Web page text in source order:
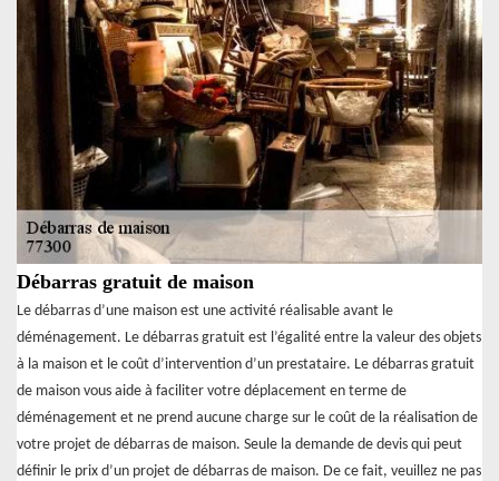
Débarras gratuit de maison
Le débarras d’une maison est une activité réalisable avant le
déménagement. Le débarras gratuit est l’égalité entre la valeur des objets
à la maison et le coût d’intervention d’un prestataire. Le débarras gratuit
de maison vous aide à faciliter votre déplacement en terme de
déménagement et ne prend aucune charge sur le coût de la réalisation de
votre projet de débarras de maison. Seule la demande de devis qui peut
définir le prix d’un projet de débarras de maison. De ce fait, veuillez ne pas